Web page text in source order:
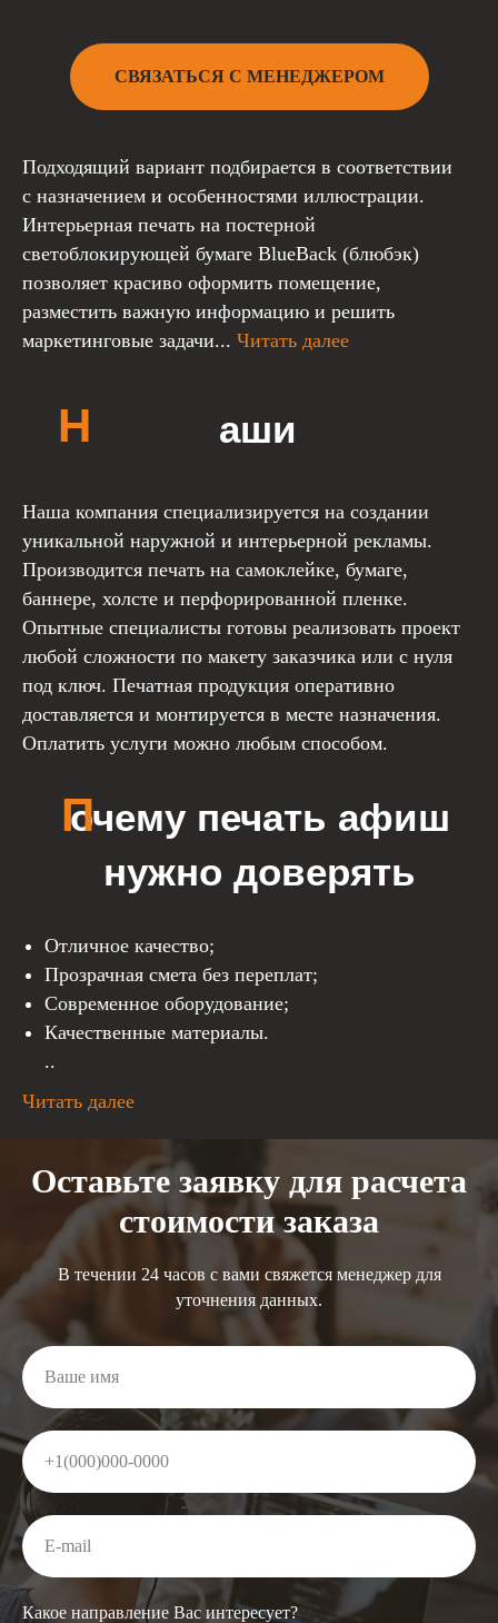
СВЯЗАТЬСЯ С МЕНЕДЖЕРОМ
Подходящий вариант подбирается в соответствии
с назначением и особенностями иллюстрации.
Интерьерная печать на постерной
светоблокирующей бумаге BlueBack (блюбэк)
позволяет красиво оформить помещение,
разместить важную информацию и решить
маркетинговые задачи... Читать далее
Наша компания специализируется на создании
уникальной наружной и интерьерной рекламы.
Производится печать на самоклейке, бумаге,
баннере, холсте и перфорированной пленке.
Опытные специалисты готовы реализовать проект
любой сложности по макету заказчика или с нуля
под ключ. Печатная продукция оперативно
доставляется и монтируется в месте назначения.
Оплатить услуги можно любым способом.
Отличное качество;
Прозрачная смета без переплат;
Современное оборудование;
Качественные материалы.
..
Читать далее
Оставьте заявку для расчета
стоимости заказа
В течении 24 часов с вами свяжется менеджер для
уточнения данных.
Какое направление Вас интересует?